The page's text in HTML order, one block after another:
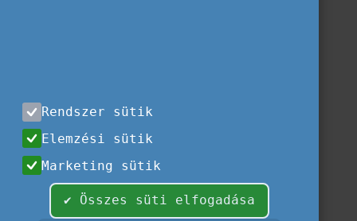
Rendszer sütik
Elemzési sütik
Marketing sütik
✔ Összes süti elfogadása